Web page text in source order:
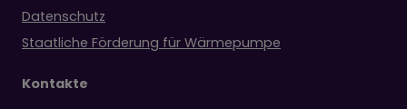
Datenschutz
Staatliche Förderung für Wärmepumpe
Kontakte